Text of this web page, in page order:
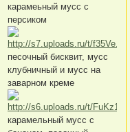
карамеьный мусс с
персиком
песочный бисквит, мусс
клубничный и мусс на
заварном креме
карамельный мусс с